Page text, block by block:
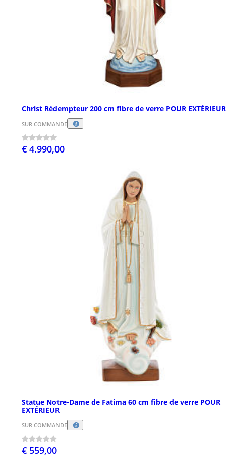
Christ Rédempteur 200 cm fibre de verre POUR EXTÉRIEUR
SUR COMMANDE
€ 4.990,00
Statue Notre-Dame de Fatima 60 cm fibre de verre POUR
EXTÉRIEUR
SUR COMMANDE
€ 559,00